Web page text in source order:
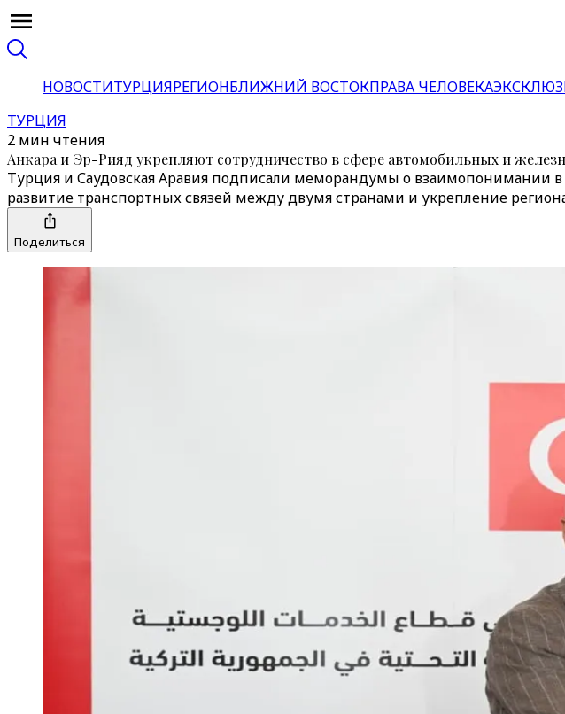
НОВОСТИТУРЦИЯРЕГИОНБЛИЖНИЙ ВОСТОКПРАВА ЧЕЛОВЕКА
ТУРЦИЯ
2 мин чтения
Анкара и Эр-Рияд укрепляют сотрудничество в сфере автомобильных и
Турция и Саудовская Аравия подписали меморандумы о взаимопонимании
развитие транспортных связей между двумя странами и укрепление
Поделиться